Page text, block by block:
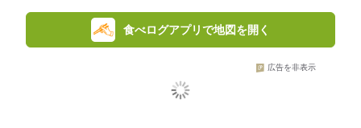
食べログアプリで地図を開く
広告を非表示